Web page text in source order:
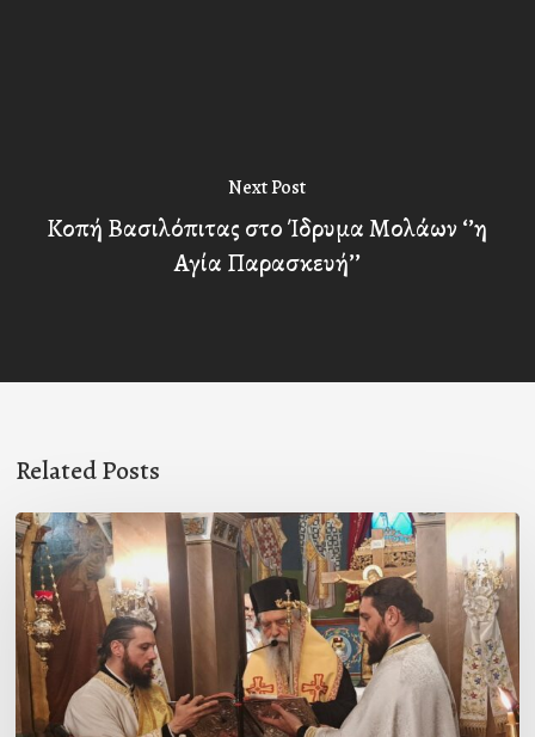
Next Post
Κοπή Βασιλόπιτας στο Ίδρυμα Μολάων ‘’η
Αγία Παρασκευή’’
Related Posts
Ιερά
Παράκληση
στον
Ι.Ν.
Κοιμήσεως
της